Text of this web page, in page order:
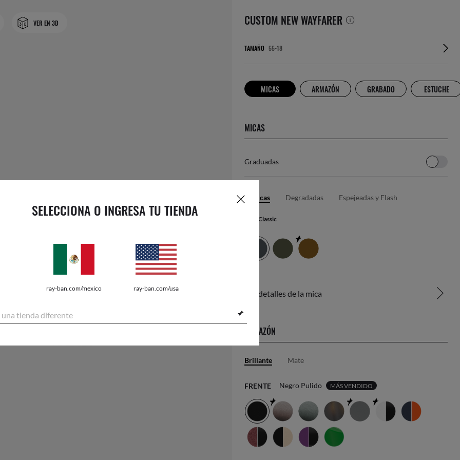
SELECCIONA O INGRESA TU TIENDA
ray-ban.com/mexico ray-ban.com/usa
una tienda diferente
VER EN 3D CUSTOM NEW WAYFARER
TAMAÑO
MICAS ARMAZÓN GRABADO ESTUCHE
MICAS
Graduadas
Clásicas Degradadas Espejeadas y Flash
Azul Classic
Ver detalles de la mica
ARMAZÓN
Brillante Mate
Negro Pulido MÁS VENDIDO
FRENTE